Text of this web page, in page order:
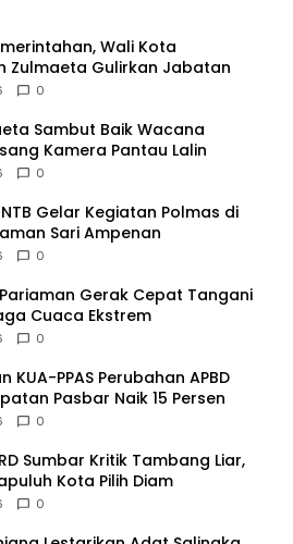
Wali Kota
Zulmaeta Gulirkan Jabatan
0
Sambut Baik Wacana
Kamera Pantau Lalin
0
Gelar Kegiatan Polmas di
Sari Ampenan
0
Gerak Cepat Tangani
Cuaca Ekstrem
0
KUA-PPAS Perubahan APBD
Pasbar Naik 15 Persen
0
Sumbar Kritik Tambang Liar,
Kota Pilih Diam
0